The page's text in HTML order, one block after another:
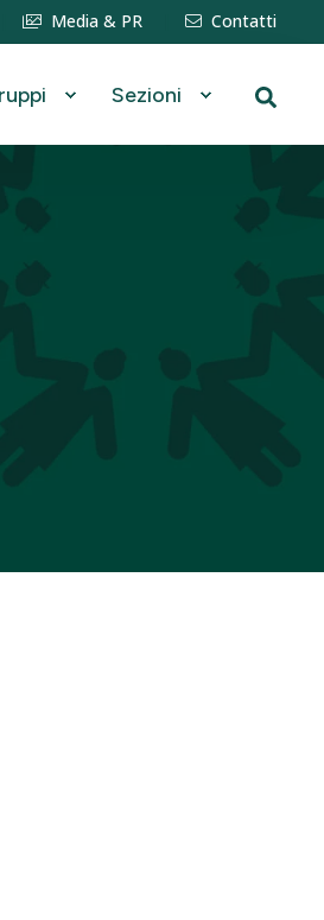
Media & PR Contatti
Sezioni